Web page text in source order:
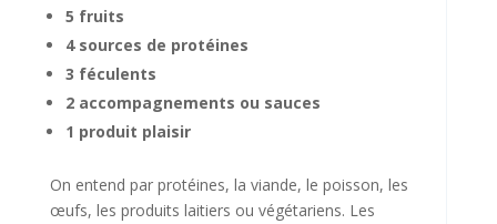
5 fruits
4 sources de protéines
3 féculents
2 accompagnements ou sauces
1 produit plaisir
On entend par protéines, la viande, le poisson, les
œufs, les produits laitiers ou végétariens. Les